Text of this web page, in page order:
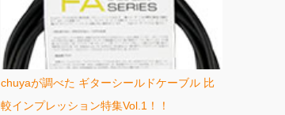
chuyaが調べた ギターシールドケーブル 比
較インプレッション特集Vol.1！！